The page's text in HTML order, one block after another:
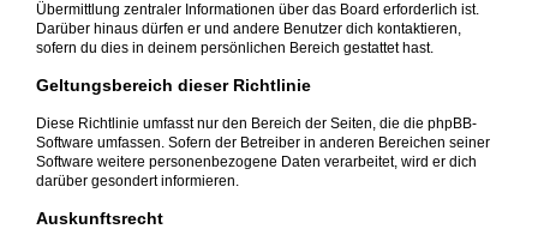
Übermittlung zentraler Informationen über das Board erforderlich ist.
Darüber hinaus dürfen er und andere Benutzer dich kontaktieren,
sofern du dies in deinem persönlichen Bereich gestattet hast.
Geltungsbereich dieser Richtlinie
Diese Richtlinie umfasst nur den Bereich der Seiten, die die phpBB-
Software umfassen. Sofern der Betreiber in anderen Bereichen seiner
Software weitere personenbezogene Daten verarbeitet, wird er dich
darüber gesondert informieren.
Auskunftsrecht